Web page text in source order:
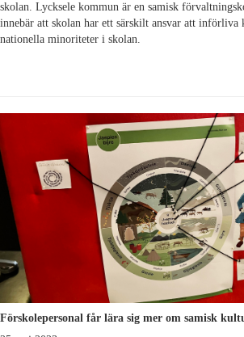
skolan. Lycksele kommun är en samisk
innebär att skolan har ett särskilt ansvar att införliva
nationella minoriteter i skolan.
Förskolepersonal får lära sig mer om samisk